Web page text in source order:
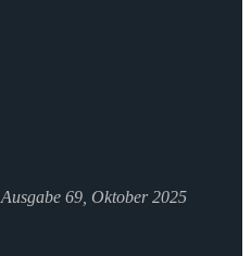
Ausgabe 69, Oktober 2025